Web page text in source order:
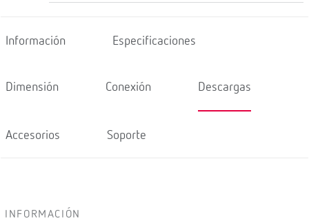
Información Especificaciones
Dimensión Conexión Descargas
Accesorios Soporte
INFORMACIÓN